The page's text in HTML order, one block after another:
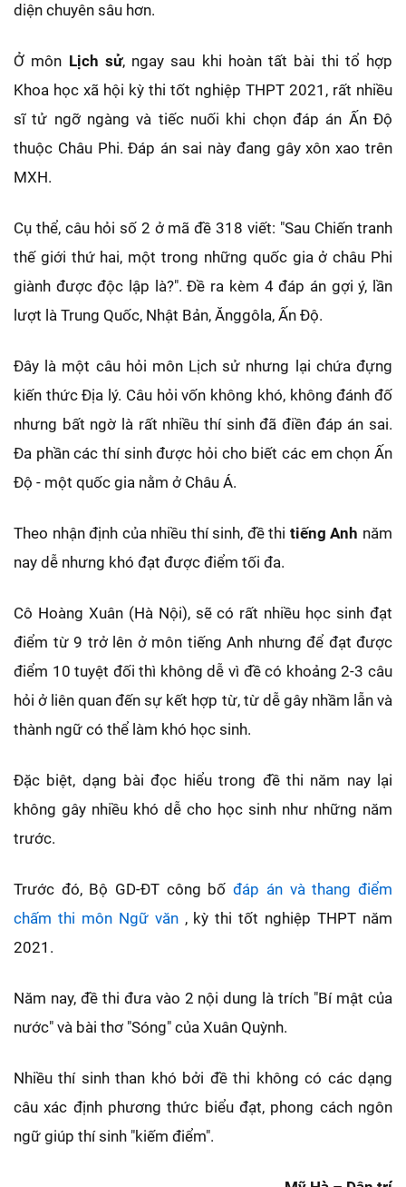
diện chuyên sâu hơn.
Ở môn Lịch sử, ngay sau khi hoàn tất bài thi tổ hợp
Khoa học xã hội kỳ thi tốt nghiệp THPT 2021, rất nhiều
sĩ tử ngỡ ngàng và tiếc nuối khi chọn đáp án Ấn Độ
thuộc Châu Phi. Đáp án sai này đang gây xôn xao trên
MXH.
Cụ thể, câu hỏi số 2 ở mã đề 318 viết: "Sau Chiến tranh
thế giới thứ hai, một trong những quốc gia ở châu Phi
giành được độc lập là?". Đề ra kèm 4 đáp án gợi ý, lần
lượt là Trung Quốc, Nhật Bản, Ănggôla, Ấn Độ.
Đây là một câu hỏi môn Lịch sử nhưng lại chứa đựng
kiến thức Địa lý. Câu hỏi vốn không khó, không đánh đố
nhưng bất ngờ là rất nhiều thí sinh đã điền đáp án sai.
Đa phần các thí sinh được hỏi cho biết các em chọn Ấn
Độ - một quốc gia nằm ở Châu Á.
Theo nhận định của nhiều thí sinh, đề thi tiếng Anh năm
nay dễ nhưng khó đạt được điểm tối đa.
Cô Hoàng Xuân (Hà Nội), sẽ có rất nhiều học sinh đạt
điểm từ 9 trở lên ở môn tiếng Anh nhưng để đạt được
điểm 10 tuyệt đối thì không dễ vì đề có khoảng 2-3 câu
hỏi ở liên quan đến sự kết hợp từ, từ dễ gây nhầm lẫn và
thành ngữ có thể làm khó học sinh.
Đặc biệt, dạng bài đọc hiểu trong đề thi năm nay lại
không gây nhiều khó dễ cho học sinh như những năm
trước.
Trước đó, Bộ GD-ĐT công bốđáp án và thang điểm
chấm thi môn Ngữ văn, kỳ thi tốt nghiệp THPT năm
2021.
Năm nay, đề thi đưa vào 2 nội dung là trích "Bí mật của
nước" và bài thơ "Sóng" của Xuân Quỳnh.
Nhiều thí sinh than khó bởi đề thi không có các dạng
câu xác định phương thức biểu đạt, phong cách ngôn
ngữ giúp thí sinh "kiếm điểm".